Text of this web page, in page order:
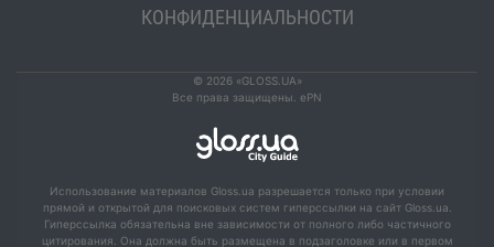
КОНФИДЕНЦИАЛЬНОСТИ
© 2026 «GLOSS.UA»
Все права защищены. ePN
Использование материалов Gloss.ua разрешается только при условии
прямой и открытой для поисковых систем гиперссылки на сайт Gloss.ua.
Гиперссылка обязательна вне зависимости от полного либо частичного
цитирования. Она должна быть размещена в подзаголовке или в первом